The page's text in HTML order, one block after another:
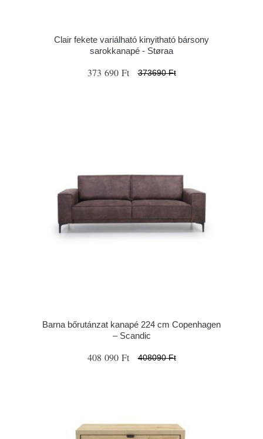
Clair fekete variálható kinyitható bársony
sarokkanapé - Støraa
373 690 Ft 373690 Ft
Barna bőrutánzat kanapé 224 cm Copenhagen
– Scandic
408 090 Ft 408090 Ft